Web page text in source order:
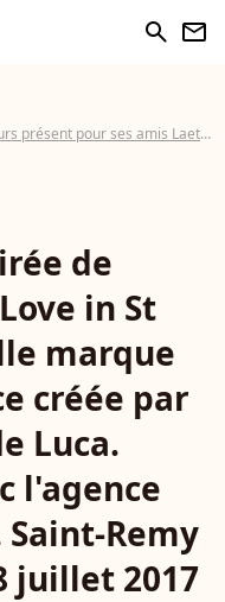
search newsletter
pour ses amis Laetitia et Vincent Labrune !
de
in St
marque
créée par
Luca.
l'agence
Remy
juillet 2017